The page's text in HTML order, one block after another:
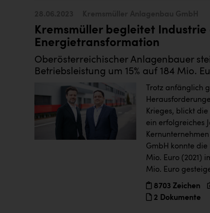
Kremsmüller begleitet Industrie
Energietransformation
Oberösterreichischer Anlagenbauer
Betriebsleistung um 15% auf 184 Mio.
Trotz anfänglich
Krieges, blickt
ein erfolgreiches
GmbH konnte die
Mio. Euro (2021)
Mio. Euro
8703 Zeichen
2 Dokumente